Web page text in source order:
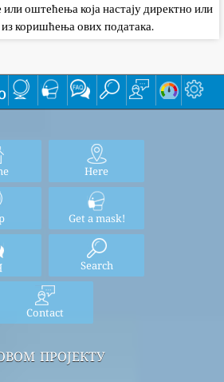
или оштећења која настају директно или
коришћења ових података.
Here
Get a mask!
Search
Contact
пројекту